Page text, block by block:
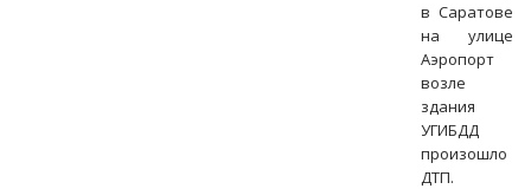
в Саратове
на улице
Аэропорт
возле
здания
УГИБДД
произошло
ДТП.